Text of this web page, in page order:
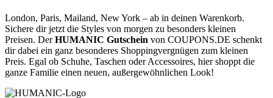
London, Paris, Mailand, New York – ab in deinen Warenkorb.
Sichere dir jetzt die Styles von morgen zu besonders kleinen
Preisen. DerHUMANIC Gutschein von COUPONS.DE schenkt
dir dabei ein ganz besonderes Shoppingvergnügen zum kleinen
Preis. Egal ob Schuhe, Taschen oder Accessoires, hier shoppt die
ganze Familie einen neuen, außergewöhnlichen Look!